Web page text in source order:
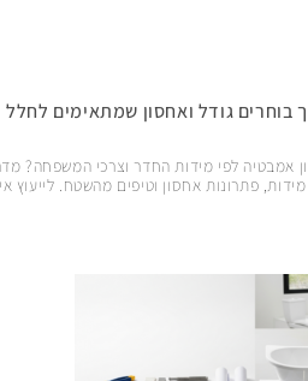
בוחרים גודל ואחסון שמתאימים לחלל
אמבטיה לפי מידות החדר וצרכי המשפחה?
פתרונות אחסון וטיפים מהשטח. לייעוץ